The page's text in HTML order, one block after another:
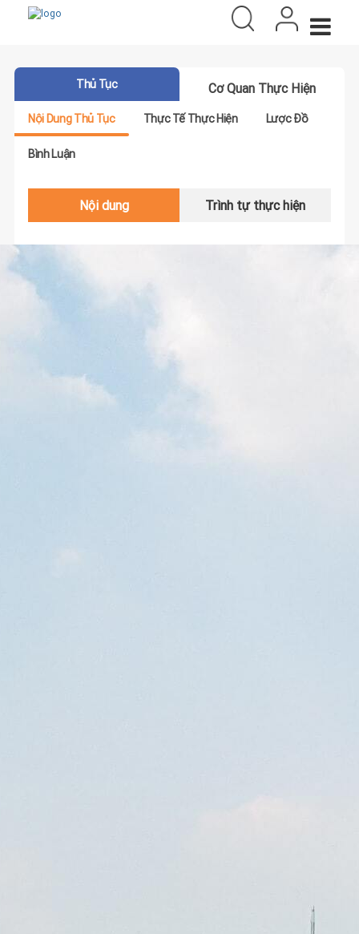
Thủ Tục Cơ Quan Thực Hiện
Nội Dung Thủ Tục Thực Tế Thực Hiện Lược Đồ
Bình Luận
Nội dung Trình tự thực hiện